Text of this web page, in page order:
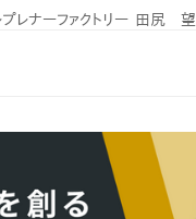
レナーファクトリー 田尻 望